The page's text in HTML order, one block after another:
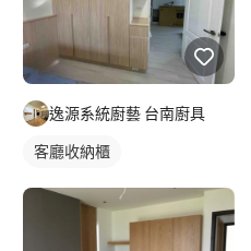
逸源系統廚藝 台南廚具
客廳收納櫃